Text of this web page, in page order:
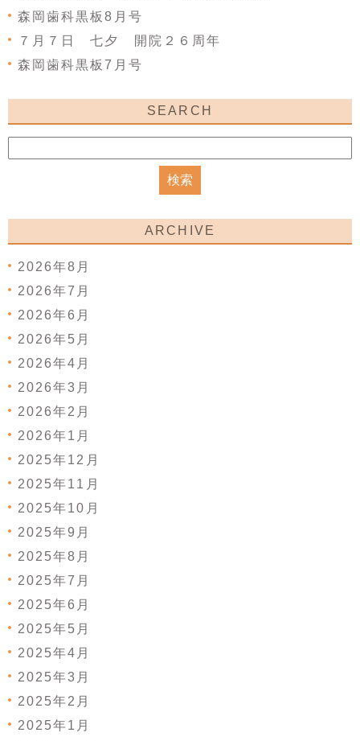
森岡歯科黒板8月号
７月７日 七夕 開院２６周年
森岡歯科黒板7月号
SEARCH
ARCHIVE
2026年8月
2026年7月
2026年6月
2026年5月
2026年4月
2026年3月
2026年2月
2026年1月
2025年12月
2025年11月
2025年10月
2025年9月
2025年8月
2025年7月
2025年6月
2025年5月
2025年4月
2025年3月
2025年2月
2025年1月